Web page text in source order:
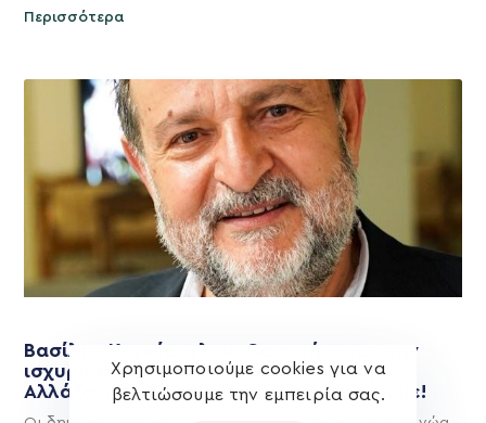
Περισσότερα
Βασίλης Κεγκέρογλου: Θα τιμήσουμε την
ισχυρή εντολή των συνδημοτών μας.
Αλλάζουμε – Προχωράμε – Δημιουργούμε!
Χρησιμοποιούμε cookies για να
βελτιώσουμε την εμπειρία σας.